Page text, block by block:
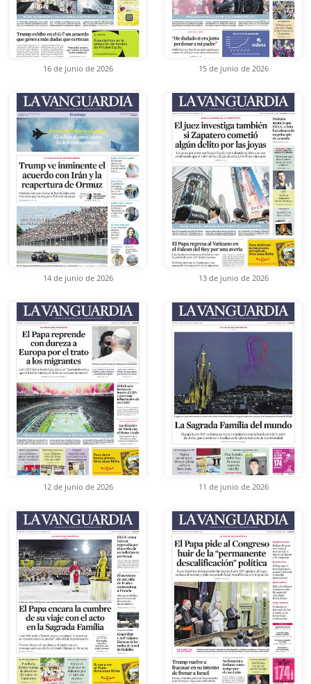
16 de junio de 2026 15 de junio de 2026
14 de junio de 2026 13 de junio de 2026
12 de junio de 2026 11 de junio de 2026